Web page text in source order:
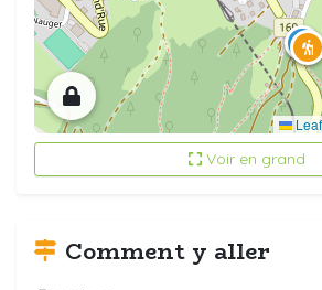
Voir en grand
Comment y aller